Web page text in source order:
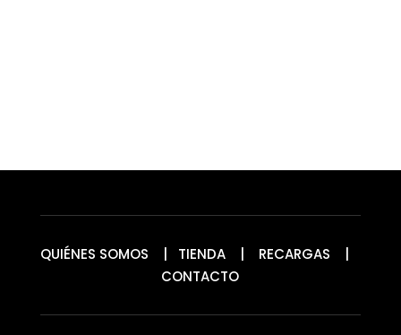
QUIÉNES SOMOS TIENDA RECARGAS
CONTACTO